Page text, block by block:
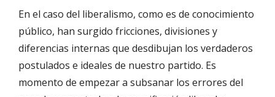
En el caso del liberalismo, como es de conocimiento
público, han surgido fricciones, divisiones y
diferencias internas que desdibujan los verdaderos
postulados e ideales de nuestro partido. Es
momento de empezar a subsanar los errores del